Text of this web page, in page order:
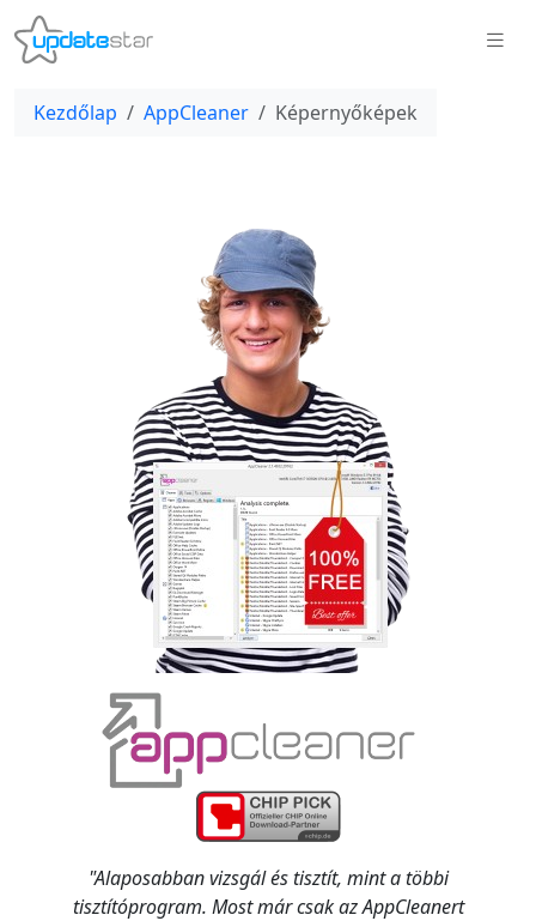
Kezdőlap AppCleaner Képernyőképek
"Alaposabban vizsgál és tisztít, mint a többi
tisztítóprogram. Most már csak az AppCleanert